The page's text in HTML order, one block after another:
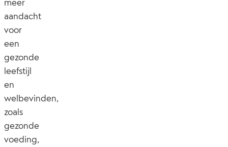
meer
aandacht
voor
een
gezonde
leefstijl
en
welbevinden,
zoals
gezonde
voeding,